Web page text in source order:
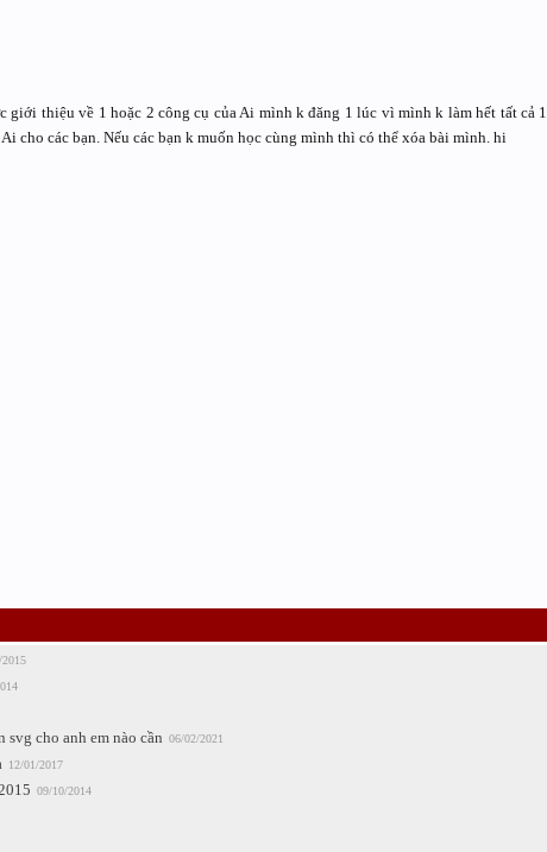
giới thiệu về 1 hoặc 2 công cụ của Ai mình k đăng 1 lúc vì mình k làm hết tất cả 1
cho các bạn. Nếu các bạn k muốn học cùng mình thì có thể xóa bài mình. hi
cho anh em nào cần 06/02/2021
12/01/2017
09/10/2014